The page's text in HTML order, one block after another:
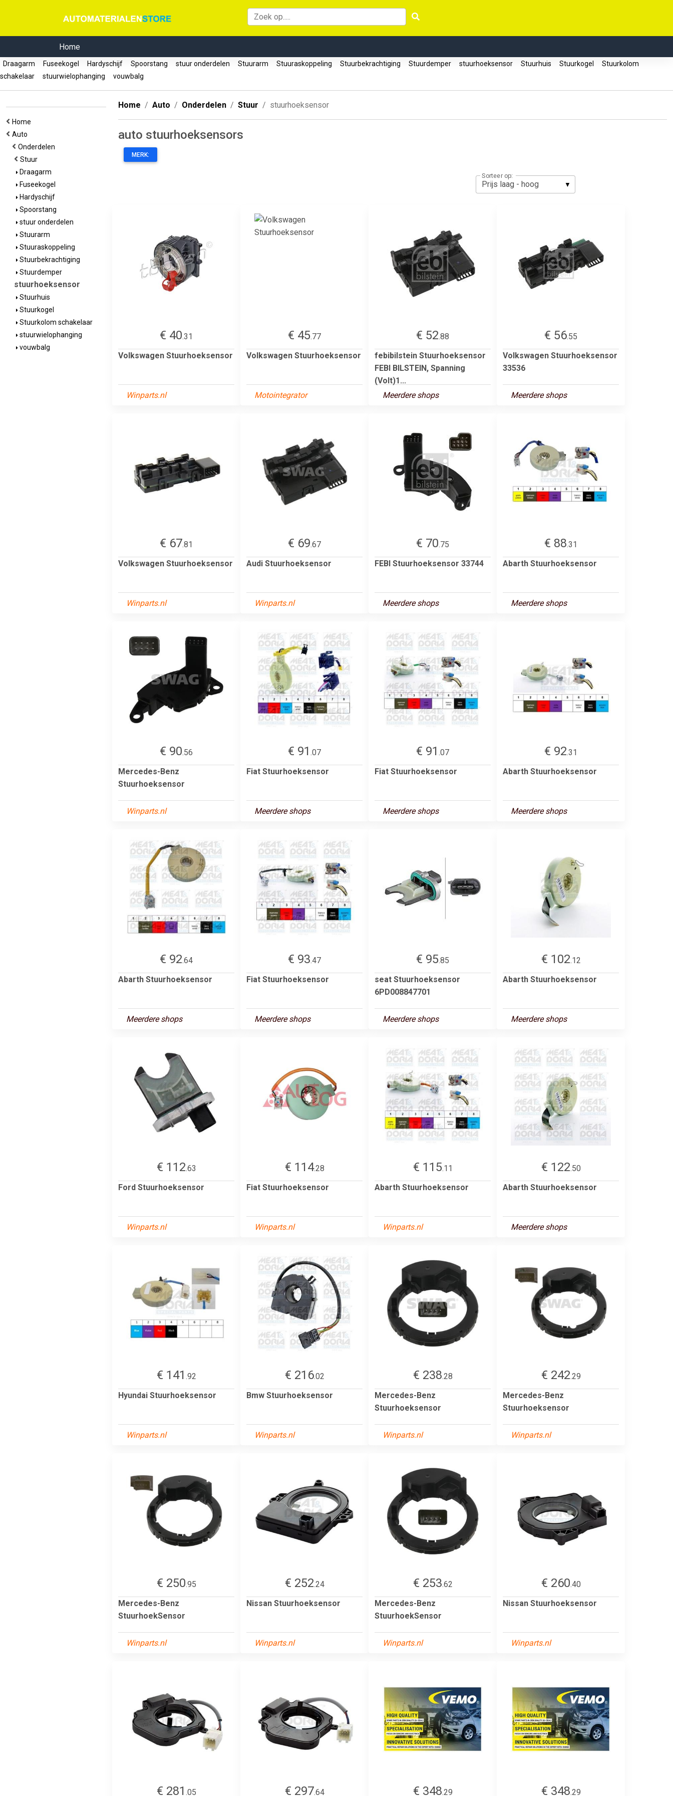
Home
Draagarm Fuseekogel Hardyschijf Spoorstang stuur onderdelen Stuurarm Stuuraskoppeling Stuurbekrachtiging Stuurdemper stuurhoeksensor Stuurhuis Stuurkogel
Stuurkolom
schakelaar
stuurwielophanging vouwbalg
Home
Auto
Onderdelen
Stuur
Draagarm
Fuseekogel
Hardyschijf
Spoorstang
stuur onderdelen
Stuurarm
Stuuraskoppeling
Stuurbekrachtiging
Stuurdemper
stuurhoeksensor
Stuurhuis
Stuurkogel
Stuurkolom schakelaar
stuurwielophanging
vouwbalg
Home Auto Onderdelen Stuur stuurhoeksensor
auto stuurhoeksensors
MERK:
Sorteer op:
€ 40.31
Volkswagen Stuurhoeksensor
Winparts.nl
€ 45.77
Volkswagen Stuurhoeksensor
Motointegrator
€ 52.88
febibilstein Stuurhoeksensor
FEBI BILSTEIN, Spanning
(Volt)1...
Meerdere shops
€ 56.55
Volkswagen Stuurhoeksensor
33536
Meerdere shops
€ 67.81
Volkswagen Stuurhoeksensor
Winparts.nl
€ 69.67
Audi Stuurhoeksensor
Winparts.nl
€ 70.75
FEBI Stuurhoeksensor 33744
Meerdere shops
€ 88.31
Abarth Stuurhoeksensor
Meerdere shops
€ 90.56
Mercedes-Benz
Stuurhoeksensor
Winparts.nl
€ 91 .07
Fiat Stuurhoeksensor
Meerdere shops
€ 91 .07
Fiat Stuurhoeksensor
Meerdere shops
€ 92.31
Abarth Stuurhoeksensor
Meerdere shops
€ 92.64
Abarth Stuurhoeksensor
Meerdere shops
€ 93.47
Fiat Stuurhoeksensor
Meerdere shops
€ 95.85
seat Stuurhoeksensor
6PD008847701
Meerdere shops
€ 102.12
Abarth Stuurhoeksensor
Meerdere shops
€ 112.63
Ford Stuurhoeksensor
Winparts.nl
€ 114.28
Fiat Stuurhoeksensor
Winparts.nl
€ 115.11
Abarth Stuurhoeksensor
Winparts.nl
€ 122.50
Abarth Stuurhoeksensor
Meerdere shops
€ 141 .92
Hyundai Stuurhoeksensor
Winparts.nl
€ 216.02
Bmw Stuurhoeksensor
Winparts.nl
€ 238.28
Mercedes-Benz
Stuurhoeksensor
Winparts.nl
€ 242.29
Mercedes-Benz
Stuurhoeksensor
Winparts.nl
€ 250.95
Mercedes-Benz
StuurhoekSensor
Winparts.nl
€ 252.24
Nissan Stuurhoeksensor
Winparts.nl
€ 253.62
Mercedes-Benz
StuurhoekSensor
Winparts.nl
€ 260.40
Nissan Stuurhoeksensor
Winparts.nl
€ 281 .05 € 297.64 € 348.29 € 348.29